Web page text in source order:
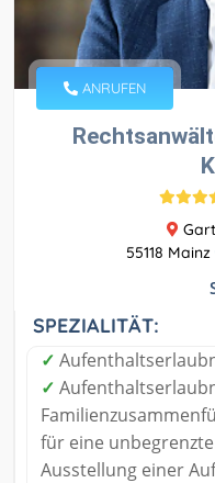
ANRUFEN
55118 Mainz
SPEZIALITÄT:
✓
✓
für eine
Ausstellung einer